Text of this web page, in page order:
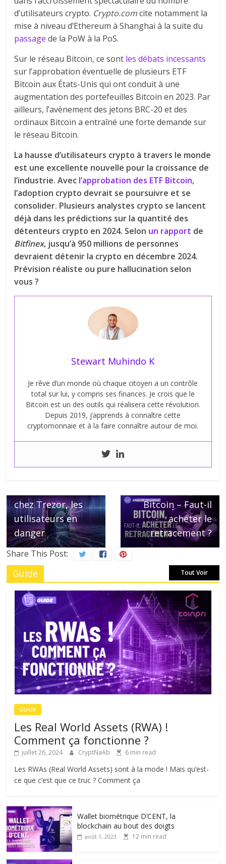
d’utilisateurs crypto. Crypto.comcite notamment la
mise à niveau d’Ethereum à Shanghai à la suite du
passage de la PoW à la PoS.
Sur le réseau Bitcoin, ce sont les débats incessants
sur l’approbation éventuelle de plusieurs ETF
Bitcoin aux États-Unis qui ont conduit à une
augmentation des portefeuilles Bitcoin en 2023. Par
ailleurs, l’avènement des jetons BRC-20 et des
ordinaux Bitcoin a entraîné une forte demande sur
le réseau Bitcoin.
La hausse d’utilisateurs crypto à travers le monde
est une excellente nouvelle pour la croissance de
l’industrie. Avec l’approbation des ETF Bitcoin,
l’adoption crypto devrait se poursuivre et se
consolider. Plusieurs analystes crypto se lancent
déjà dans les prédictions sur la quantité des
détenteurs crypto en 2024. Selon un rapport de
Bitfinex, jusqu’à 950 millions de personnes
devraient détenir la crypto en décembre 2024.
Prévision réaliste ou pure hallucination selon
vous ?
Stewart Muhindo K
Je rêve d’un monde où chaque citoyen a un contrôle
total sur lui, y compris ses finances. Je crois que le
Bitcoin est un des outils qui réalisera cette révolution.
Depuis 2019, j’apprends à connaître cette
cryptomonnaie et à la faire connaître autour de moi.
chez Trezor, les
utilisateurs en
danger
Bitcoin – Faut-il
acheter le
retracement ?
Share This Post:
Guide Tout Voir
Guide
Les Real World Assets (RWA) !
Comment ça fonctionne ?
juillet 26, 2024 CryptNaAb 6 min read
Les RWAs (Real World Assets) sont à la mode ! Mais qu’est-
ce que c’est que ce truc ? Comment ça
Wallet biométrique D’CENT, la
blockchain au bout des doigts
août 1, 2023 12 min read